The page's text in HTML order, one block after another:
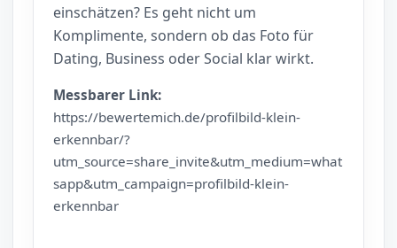
einschätzen? Es geht nicht um
Komplimente, sondern ob das Foto für
Dating, Business oder Social klar wirkt.
Messbarer Link:
https://bewertemich.de/profilbild-klein-
erkennbar/?
utm_source=share_invite&utm_medium=what
sapp&utm_campaign=profilbild-klein-
erkennbar